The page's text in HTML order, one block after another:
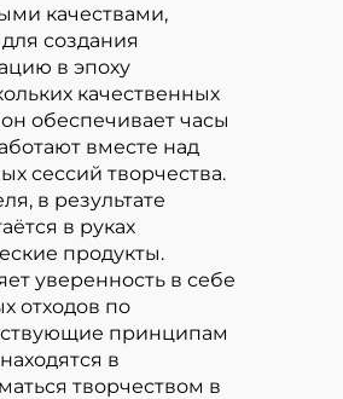
качествами,
создания
в эпоху
качественных
обеспечивает часы
вместе над
сессий творчества.
в результате
в руках
продукты.
уверенность в себе
отходов по
принципам
в
творчеством в